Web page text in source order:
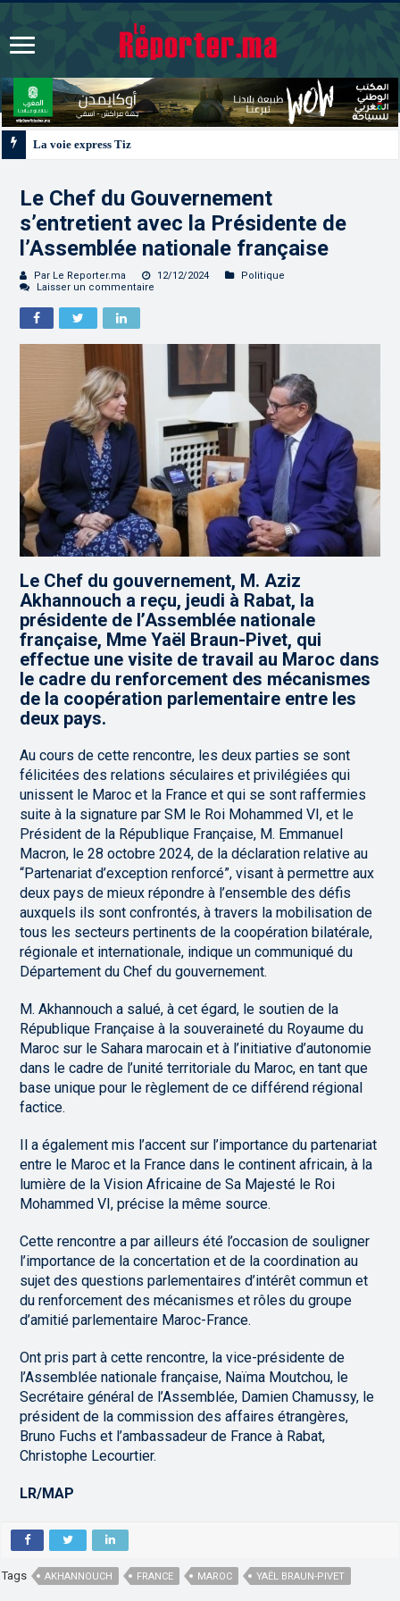
Le Chef du Gouvernement
s’entretient avec la Présidente de
l’Assemblée nationale française
Par Le Reporter.ma 12/12/2024
Politique
Laisser un commentaire
Le Chef du gouvernement, M. Aziz
Akhannouch a reçu, jeudi à Rabat, la
présidente de l’Assemblée nationale
française, Mme Yaël Braun-Pivet, qui
effectue une visite de travail au Maroc dans
le cadre du renforcement des mécanismes
de la coopération parlementaire entre les
deux pays.
Au cours de cette rencontre, les deux parties se sont
félicitées des relations séculaires et privilégiées qui
unissent le Maroc et la France et qui se sont raffermies
suite à la signature par SM le Roi Mohammed VI, et le
Président de la République Française, M. Emmanuel
Macron, le 28 octobre 2024, de la déclaration relative au
“Partenariat d’exception renforcé”, visant à permettre aux
deux pays de mieux répondre à l’ensemble des défis
auxquels ils sont confrontés, à travers la mobilisation de
tous les secteurs pertinents de la coopération bilatérale,
régionale et internationale, indique un communiqué du
Département du Chef du gouvernement.
M. Akhannouch a salué, à cet égard, le soutien de la
République Française à la souveraineté du Royaume du
Maroc sur le Sahara marocain et à l’initiative d’autonomie
dans le cadre de l’unité territoriale du Maroc, en tant que
base unique pour le règlement de ce différend régional
factice.
Il a également mis l’accent sur l’importance du partenariat
entre le Maroc et la France dans le continent africain, à la
lumière de la Vision Africaine de Sa Majesté le Roi
Mohammed VI, précise la même source.
Cette rencontre a par ailleurs été l’occasion de souligner
l’importance de la concertation et de la coordination au
sujet des questions parlementaires d’intérêt commun et
du renforcement des mécanismes et rôles du groupe
d’amitié parlementaire Maroc-France.
Ont pris part à cette rencontre, la vice-présidente de
l’Assemblée nationale française, Naïma Moutchou, le
Secrétaire général de l’Assemblée, ‎Damien Chamussy, le
président ‎de la commission des affaires ‎étrangères,
Bruno Fuchs et l’ambassadeur de France à Rabat,
Christophe Lecourtier.‎
LR/MAP
Tags AKHANNOUCH FRANCE MAROC YAËL BRAUN-PIVET